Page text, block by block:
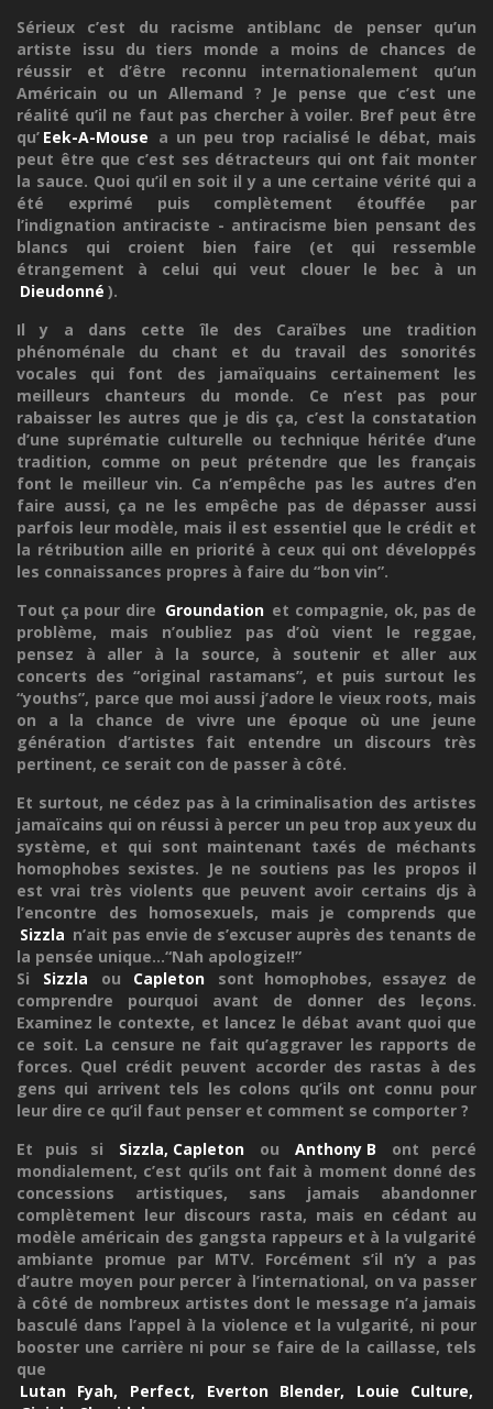
Sérieux c’est du racisme antiblanc de penser qu’un
artiste issu du tiers monde a moins de chances de
réussir et d’être reconnu internationalement qu’un
Américain ou un Allemand ? Je pense que c’est une
réalité qu’il ne faut pas chercher à voiler. Bref peut être
qu’ Eek-A-Mouse a un peu trop racialisé le débat, mais
peut être que c’est ses détracteurs qui ont fait monter
la sauce. Quoi qu’il en soit il y a une certaine vérité qui a
été exprimé puis complètement étouffée par
l’indignation antiraciste - antiracisme bien pensant des
blancs qui croient bien faire (et qui ressemble
étrangement à celui qui veut clouer le bec à un
Dieudonné ).
Il y a dans cette île des Caraïbes une tradition
phénoménale du chant et du travail des sonorités
vocales qui font des jamaïquains certainement les
meilleurs chanteurs du monde. Ce n’est pas pour
rabaisser les autres que je dis ça, c’est la constatation
d’une suprématie culturelle ou technique héritée d’une
tradition, comme on peut prétendre que les français
font le meilleur vin. Ca n’empêche pas les autres d’en
faire aussi, ça ne les empêche pas de dépasser aussi
parfois leur modèle, mais il est essentiel que le crédit et
la rétribution aille en priorité à ceux qui ont développés
les connaissances propres à faire du “bon vin”.
Tout ça pour dire Groundation et compagnie, ok, pas de
problème, mais n’oubliez pas d’où vient le reggae,
pensez à aller à la source, à soutenir et aller aux
concerts des “original rastamans”, et puis surtout les
“youths”, parce que moi aussi j’adore le vieux roots, mais
on a la chance de vivre une époque où une jeune
génération d’artistes fait entendre un discours très
pertinent, ce serait con de passer à côté.
Et surtout, ne cédez pas à la criminalisation des artistes
jamaïcains qui on réussi à percer un peu trop aux yeux du
système, et qui sont maintenant taxés de méchants
homophobes sexistes. Je ne soutiens pas les propos il
est vrai très violents que peuvent avoir certains djs à
l’encontre des homosexuels, mais je comprends que
Sizzla n’ait pas envie de s’excuser auprès des tenants de
la pensée unique...“Nah apologize!!”
Si
Sizzla ou Capleton
sont homophobes, essayez de
comprendre pourquoi avant de donner des leçons.
Examinez le contexte, et lancez le débat avant quoi que
ce soit. La censure ne fait qu’aggraver les rapports de
forces. Quel crédit peuvent accorder des rastas à des
gens qui arrivent tels les colons qu’ils ont connu pour
leur dire ce qu’il faut penser et comment se comporter ?
Et puis si
Sizzla, Capleton ou Anthony B
ont percé
mondialement, c’est qu’ils ont fait à moment donné des
concessions artistiques, sans jamais abandonner
complètement leur discours rasta, mais en cédant au
modèle américain des gangsta rappeurs et à la vulgarité
ambiante promue par MTV. Forcément s’il n’y a pas
d’autre moyen pour percer à l’international, on va passer
à côté de nombreux artistes dont le message n’a jamais
basculé dans l’appel à la violence et la vulgarité, ni pour
booster une carrière ni pour se faire de la caillasse, tels
que
Lutan Fyah, Perfect, Everton Blender, Louie Culture,